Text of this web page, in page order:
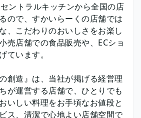
ントラルキッチンから全国の店
ので、すかいらーくの店舗では
、こだわりのおいしさをお楽し
売店舗での食品販売や、ECショ
ています。
創造』は、当社が掲げる経営理
が運営する店舗で、ひとりでも
いしい料理をお手頃なお値段と
ス、清潔で心地よい店舗空間で